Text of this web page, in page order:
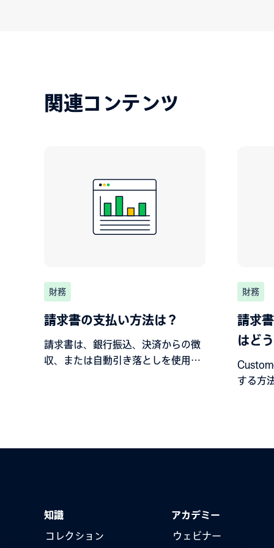
関連コンテンツ
財務
請求書の支払い方法は？
請求書は、銀行振込、決済からの徴
収、または自動引き落としを使用し
財務
請求
はど
する方
知識
コレクション
アカデミー
ウェビナー